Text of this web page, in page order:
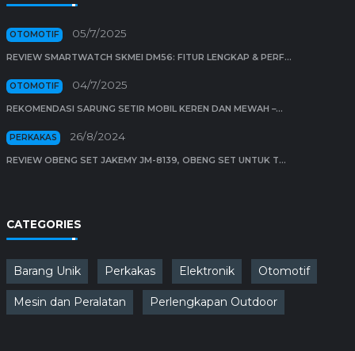
OTOMOTIF 05/7/2025
REVIEW SMARTWATCH SKMEI DM56: FITUR LENGKAP & PERF...
OTOMOTIF 04/7/2025
REKOMENDASI SARUNG SETIR MOBIL KEREN DAN MEWAH –...
PERKAKAS 26/8/2024
REVIEW OBENG SET JAKEMY JM-8139, OBENG SET UNTUK T...
CATEGORIES
Barang Unik Perkakas Elektronik Otomotif
Mesin dan Peralatan Perlengkapan Outdoor